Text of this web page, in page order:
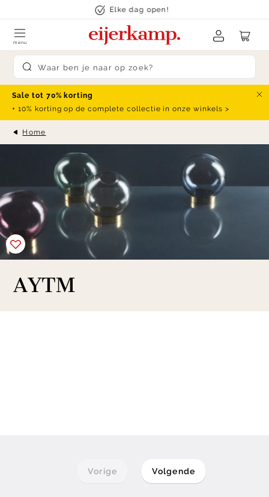
Elke dag open!
Submit search
menu
Sale tot 70% korting
+ 10% korting op de complete collectie in onze winkels >
Home
AYTM
Vorige Volgende